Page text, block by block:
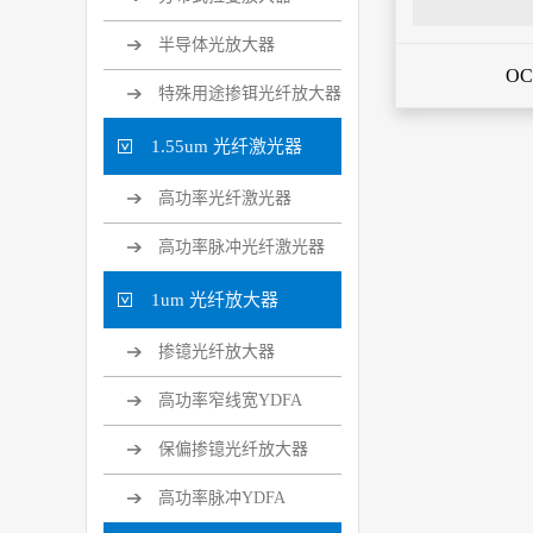
半导体光放大器
特殊用途掺铒光纤放大器
1.55um 光纤激光器
高功率光纤激光器
高功率脉冲光纤激光器
1um 光纤放大器
掺镱光纤放大器
高功率窄线宽YDFA
保偏掺镱光纤放大器
高功率脉冲YDFA